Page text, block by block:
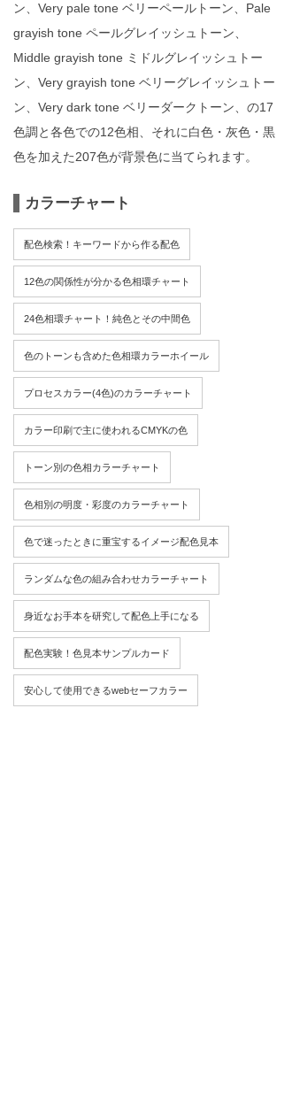
ン、Very pale tone ベリーペールトーン、Pale
grayish tone ペールグレイッシュトーン、
Middle grayish tone ミドルグレイッシュトー
ン、Very grayish tone ベリーグレイッシュトー
ン、Very dark tone ベリーダークトーン、の17
色調と各色での12色相、それに白色・灰色・黒
色を加えた207色が背景色に当てられます。
カラーチャート
配色検索！キーワードから作る配色
12色の関係性が分かる色相環チャート
24色相環チャート！純色とその中間色
色のトーンも含めた色相環カラーホイール
プロセスカラー(4色)のカラーチャート
カラー印刷で主に使われるCMYKの色
トーン別の色相カラーチャート
色相別の明度・彩度のカラーチャート
色で迷ったときに重宝するイメージ配色見本
ランダムな色の組み合わせカラーチャート
身近なお手本を研究して配色上手になる
配色実験！色見本サンプルカード
安心して使用できるwebセーフカラー